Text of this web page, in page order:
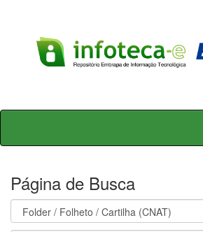
Skip
Página de Busca